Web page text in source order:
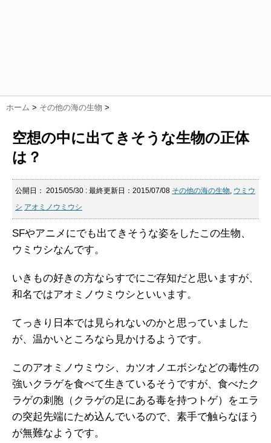
ホーム > その他の海の生物 >
空想の中に出てきそうな生物の正体
は？
公開日： 2015/05/30 : 最終更新日：2015/07/08 その他の海の生物, ウミウ
シ アオミノウミウシ
SFやアニメにでも出てきそうな姿をしたこの生物、
ウミウシなんです。
いきもの好きの方ならすでにご存知だと思いますが、
和名ではアオミノウミウシといいます。
てっきり日本では見られないのかと思っていました
が、温かいところなら見かけるようです。
このアオミノウミウシ、カツオノエボシなどの毒性の
強いクラゲを食べて生きているそうですが、食べたク
ラゲの刺胞（クラゲの足にある毒を持つトゲ）をエラ
の突起先端にため込んでいるので、素手で触らなほう
が無難なようです。